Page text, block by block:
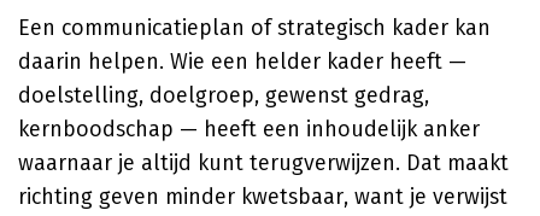
Een communicatieplan of strategisch kader kan
daarin helpen. Wie een helder kader heeft —
doelstelling, doelgroep, gewenst gedrag,
kernboodschap — heeft een inhoudelijk anker
waarnaar je altijd kunt terugverwijzen. Dat maakt
richting geven minder kwetsbaar, want je verwijst